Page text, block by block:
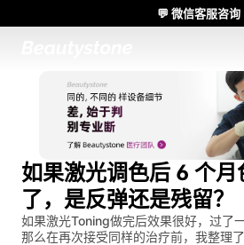
如果激光调色后 6 个
了，是反弹还是残留？
如果激光Toning做完后效果很好，过了
那么在再次接受同样的治疗前，我整理
💬 微信客服咨询
🌸 Beautystone诊所出席 Meditox 曼